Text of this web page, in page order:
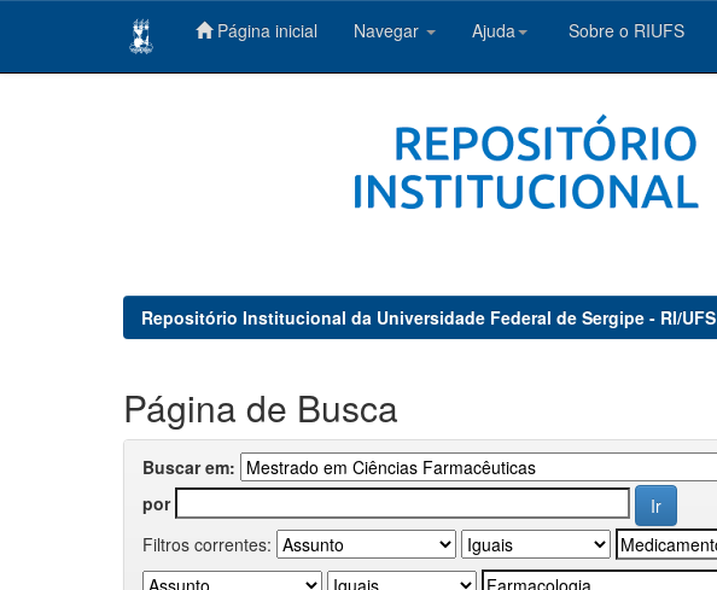
Página inicial Navegar Ajuda Sobre o RIUFS
Repositório Institucional da Universidade Federal de Sergipe - RI/UFS
Página de Busca
Buscar em:
por
Filtros correntes: